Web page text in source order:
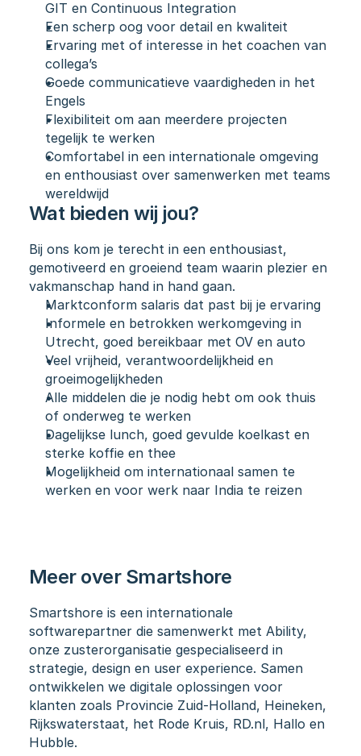
GIT en Continuous Integration
Een scherp oog voor detail en kwaliteit
Ervaring met of interesse in het coachen van
collega’s
Goede communicatieve vaardigheden in het
Engels
Flexibiliteit om aan meerdere projecten
tegelijk te werken
Comfortabel in een internationale omgeving
en enthousiast over samenwerken met teams
wereldwijd
Wat bieden wij jou?
Bij ons kom je terecht in een enthousiast,
gemotiveerd en groeiend team waarin plezier en
vakmanschap hand in hand gaan.
Marktconform salaris dat past bij je ervaring
Informele en betrokken werkomgeving in
Utrecht, goed bereikbaar met OV en auto
Veel vrijheid, verantwoordelijkheid en
groeimogelijkheden
Alle middelen die je nodig hebt om ook thuis
of onderweg te werken
Dagelijkse lunch, goed gevulde koelkast en
sterke koffie en thee
Mogelijkheid om internationaal samen te
werken en voor werk naar India te reizen
Meer over Smartshore
Smartshore is een internationale
softwarepartner die samenwerkt met Ability,
onze zusterorganisatie gespecialiseerd in
strategie, design en user experience. Samen
ontwikkelen we digitale oplossingen voor
klanten zoals Provincie Zuid-Holland, Heineken,
Rijkswaterstaat, het Rode Kruis, RD.nl, Hallo en
Hubble.